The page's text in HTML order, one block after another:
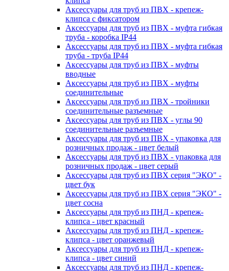
Аксессуары для труб из ПВХ - крепеж-
клипса с фиксатором
Аксессуары для труб из ПВХ - муфта гибкая
труба - коробка IP44
Аксессуары для труб из ПВХ - муфта гибкая
труба - труба IP44
Аксессуары для труб из ПВХ - муфты
вводные
Аксессуары для труб из ПВХ - муфты
соединительные
Аксессуары для труб из ПВХ - тройники
соединительные разъемные
Аксессуары для труб из ПВХ - углы 90
соединительные разъемные
Аксессуары для труб из ПВХ - упаковка для
розничных продаж - цвет белый
Аксессуары для труб из ПВХ - упаковка для
розничных продаж - цвет серый
Аксессуары для труб из ПВХ серия "ЭКО" -
цвет бук
Аксессуары для труб из ПВХ серия "ЭКО" -
цвет сосна
Аксессуары для труб из ПНД - крепеж-
клипса - цвет красный
Аксессуары для труб из ПНД - крепеж-
клипса - цвет оранжевый
Аксессуары для труб из ПНД - крепеж-
клипса - цвет синий
Аксессуары для труб из ПНД - крепеж-